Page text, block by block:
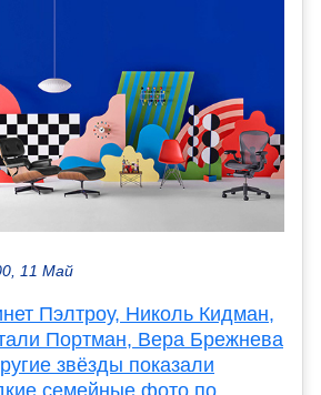
11 Май
Пэлтроу, Николь Кидман,
Портман, Вера Брежнева
звёзды показали